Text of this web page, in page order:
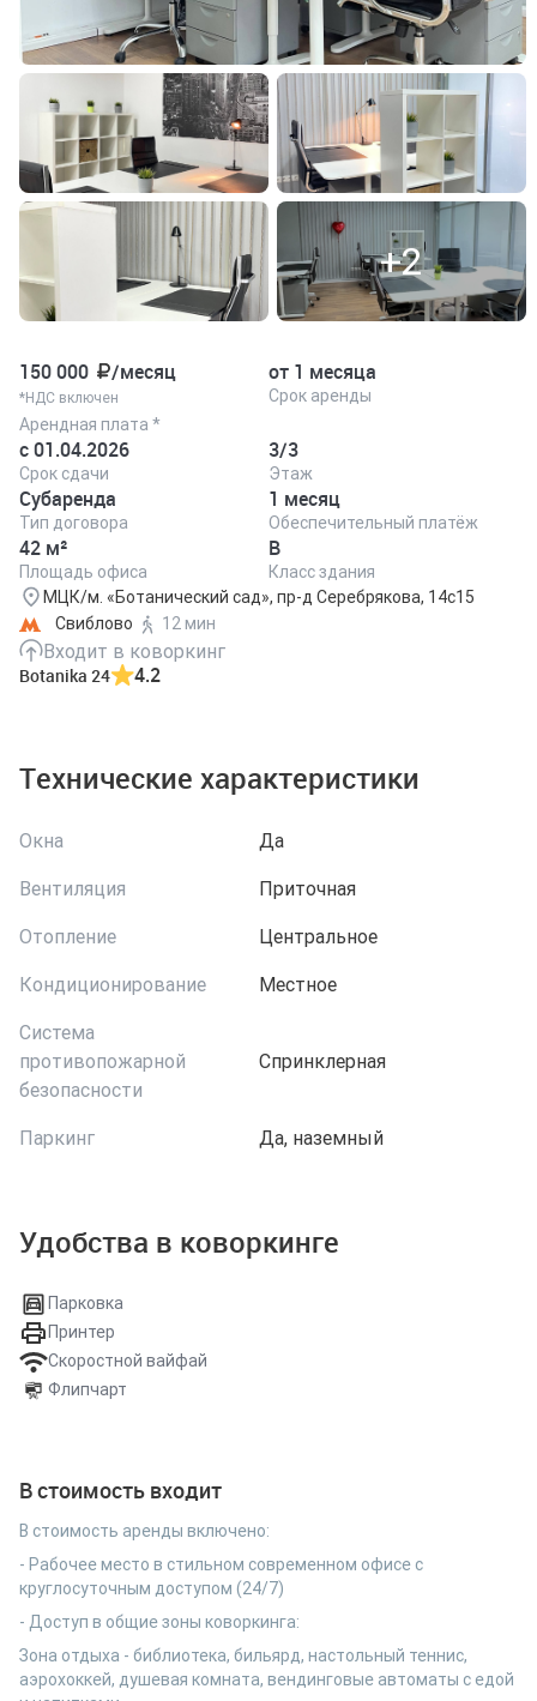
+2
Арендная плата *
150 000 /месяц
*НДС включен Срок аренды
от 1 месяца
Срок сдачи
с 01.04.2026
Этаж
3/3
Тип договора
Субаренда
Обеспечительный платёж
1 месяц
Площадь офиса
42 м²
Класс здания
B
МЦК/м. «Ботанический сад», пр-д Серебрякова, 14с15
Свиблово
12 мин
Входит в коворкинг
Botanika 24 4.2
Технические характеристики
Окна
Да
Вентиляция
Приточная
Отопление
Центральное
Кондиционирование
Местное
Система
противопожарной
безопасности
Спринклерная
Паркинг Да, наземный
Удобства в коворкинге
Парковка
Принтер
Скоростной вайфай
Флипчарт
В стоимость входит
В стоимость аренды включено:
- Рабочее место в стильном современном офисе с
круглосуточным доступом (24/7)
- Доступ в общие зоны коворкинга:
Зона отдыха - библиотека, бильярд, настольный теннис,
аэрохоккей, душевая комната, вендинговые автоматы с едой